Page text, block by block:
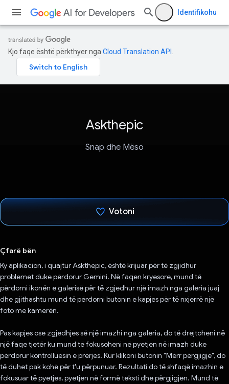
Identifikohu
Kjo faqe është përkthyer nga Cloud Translation API
Askthepic
Snap dhe Mëso
Votoni
Çfarë bën
Ky aplikacion, i quajtur Askthepic, është krijuar për të zgjidhur
problemet duke përdorur Gemini. Në faqen kryesore, mund të
përdorni ikonën e galerisë për të zgjedhur një imazh nga galeria juaj
dhe gjithashtu mund të përdorni butonin e kapjes për të nxjerrë një
foto me kamerën.
Pas kapjes ose zgjedhjes së një imazhi nga galeria, do të drejtoheni në
një faqe tjetër ku mund të fokusoheni në pyetjen në imazh duke
përdorur kontrolluesin e prerjes. Kur klikoni butonin "Merr përgjigje", do
të duhet pak kohë për t'u përpunuar. Rezultati do të shfaqë imazhin e
fokusuar të pyetjes, pyetjen në formë teksti dhe përgjigjen. Mund të